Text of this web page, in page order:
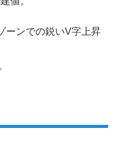
ーンでの鋭いV字上昇